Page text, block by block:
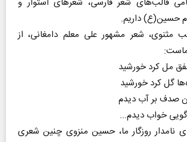
حسین(ع) داریم.
مثنوی، شعر مشهور علی معلم دامغانی، از
ماست:
مل کرد خورشید
گل کرد خورشید
صدف بر آب دیدم
گویی خواب دیدم...
نامدار روزگار ما، حسین منزوی چنین شعری